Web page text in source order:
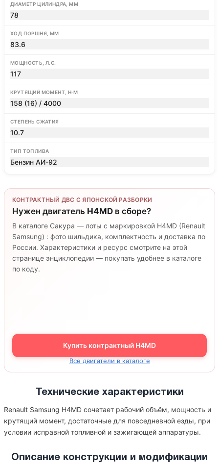
ДИАМЕТР ЦИЛИНДРА, ММ
78
ХОД ПОРШНЯ, ММ
83.6
МОЩНОСТЬ, Л.С.
117
КРУТЯЩИЙ МОМЕНТ, Н·М
158 (16) / 4000
СТЕПЕНЬ СЖАТИЯ
10.7
ТИП ТОПЛИВА
Бензин АИ-92
КОНТРАКТНЫЙ ДВС С ЯПОНСКОЙ РАЗБОРКИ
Нужен двигатель H4MD в сборе?
В каталоге Сакура — лоты с маркировкой H4MD (Renault
Samsung) : фото шильдика, комплектность и доставка по
России. Характеристики и ресурс смотрите на этой
странице энциклопедии — покупать удобнее в каталоге
по коду.
Купить контрактный H4MD
Все двигатели в каталоге
Технические характеристики
Renault Samsung H4MD сочетает рабочий объём, мощность и
крутящий момент, достаточные для повседневной езды, при
условии исправной топливной и зажигающей аппаратуры.
Описание конструкции и модификации